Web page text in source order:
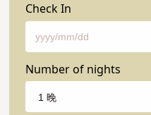
Check In
Number of nights